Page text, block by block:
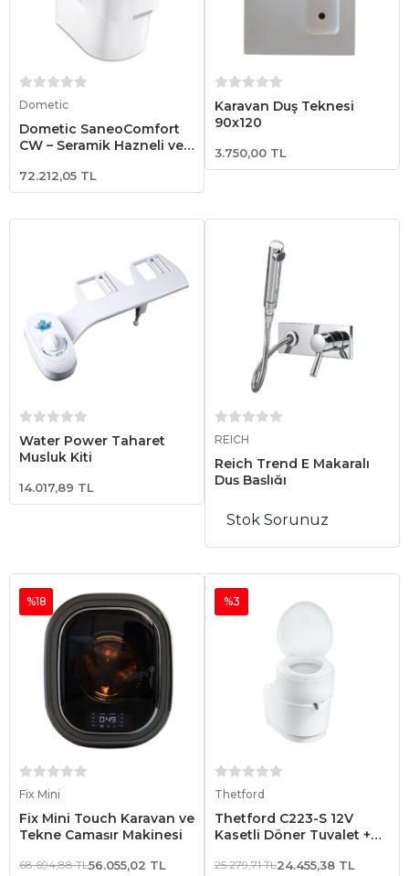
Dometic
Dometic SaneoComfort
CW – Seramik Hazneli ve
Karavan Tuvaleti
(9107100641)
72.212,05 TL
Karavan Duş Teknesi
90x120
3.750,00 TL
Water Power Taharet
Musluk Kiti
14.017,89 TL
REICH
Reich Trend E Makaralı
Duş Başlığı
Stok Sorunuz
Fix Mini
Fix Mini Touch Karavan ve
Tekne Çamaşır Makinesi
%18
68.694,88 TL56.055,02 TL
Thetford
Thetford C223-S 12V
Kasetli Döner Tuvalet +
%3
25.279,71 TL24.455,38 TL